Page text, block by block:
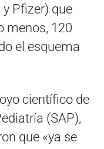
Pfizer) que
menos, 120
el esquema
científico de
(SAP),
que «ya se